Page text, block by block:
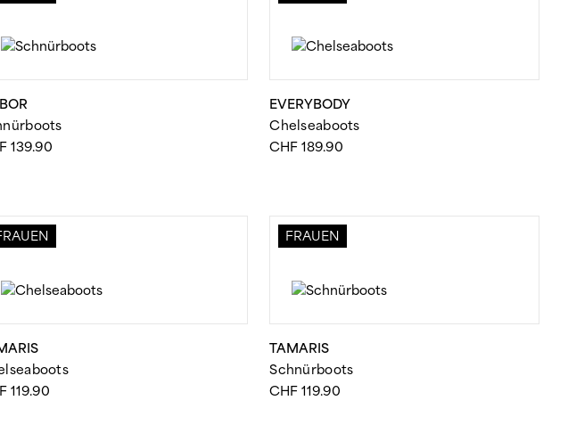
139.90
EVERYBODY
Chelseaboots
CHF 189.90
119.90
FRAUEN
TAMARIS
Schnürboots
CHF 119.90